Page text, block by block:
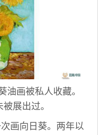
油画被私人收藏。
展出过。
画向日葵。两年以